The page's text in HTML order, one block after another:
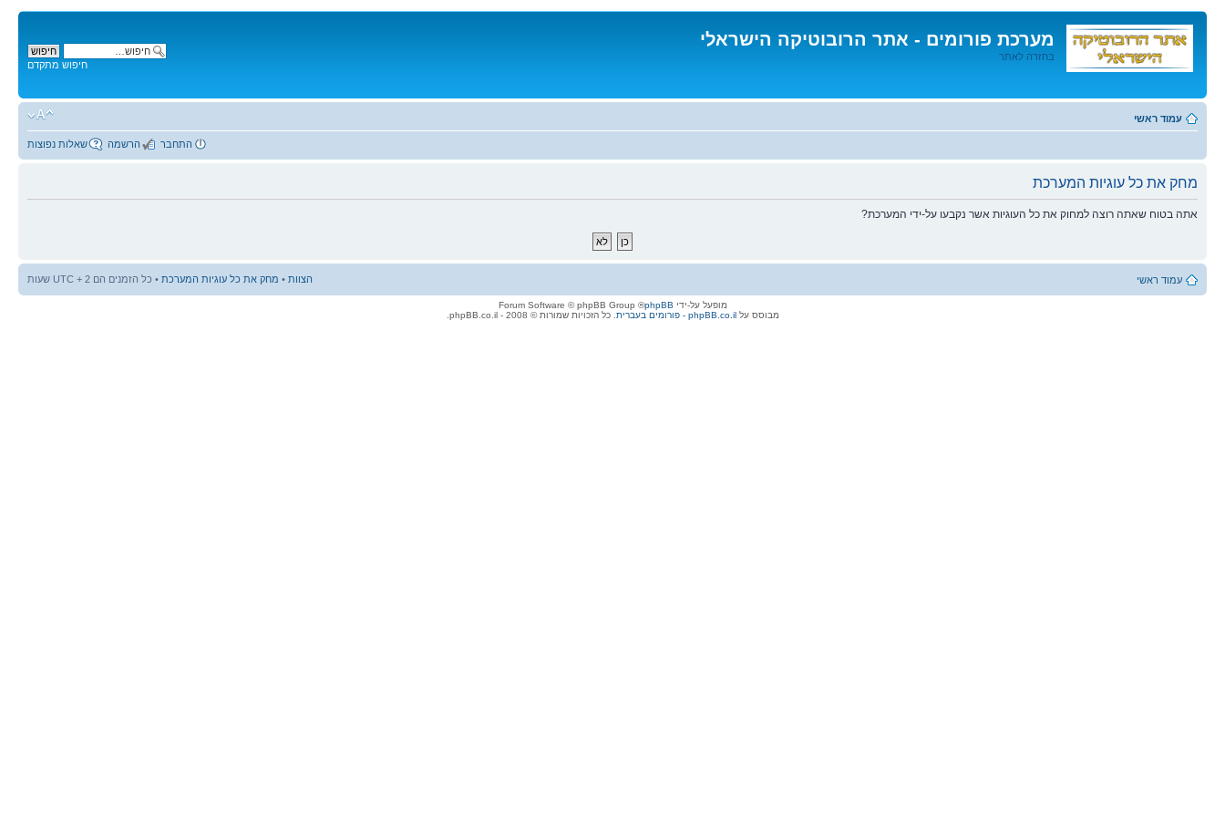
מערכת פורומים - אתר הרובוטיקה הישראלי
בחזרה לאתר
לתוכן
חיפוש מתקדם
עמוד ראשי
שאלות נפוצות הרשמה התחבר
מחק את כל עוגיות המערכת
אתה בטוח שאתה רוצה למחוק את כל העוגיות אשר נקבעו על-ידי המערכת?
עמוד ראשי הצוות • מחק את כל עוגיות המערכת • כל הזמנים הם UTC + 2 שעות
מופעל על-ידי phpBB
® Forum Software © phpBB Group
מבוסס עלphpBB.co.il - פורומים בעברית . כל הזכויות שמורות © 2008 - phpBB.co.il.